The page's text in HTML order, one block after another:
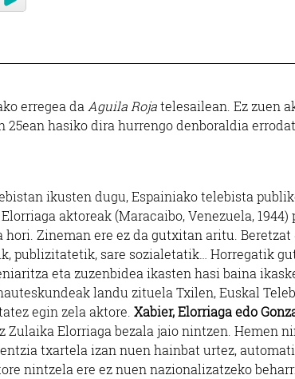
erregea da Aguila Rojatelesailean. Ez zuen
25ean hasiko dira hurrengo denboraldia
ikusten dugu, Espainiako telebista
aktoreak (Maracaibo, Venezuela,
hori. Zineman ere ez da gutxitan aritu.
publizitatetik, sare sozialetatik… Horregatik
eta zuzenbidea ikasten hasi baina
landu zituela Txilen, Euskal
egin zela aktore. Xabier, Elorriaga edo
Zulaika Elorriaga bezala jaio nintzen. Hemen
txartela izan nuen hainbat urtez,
nintzela ere ez nuen nazionalizatzeko